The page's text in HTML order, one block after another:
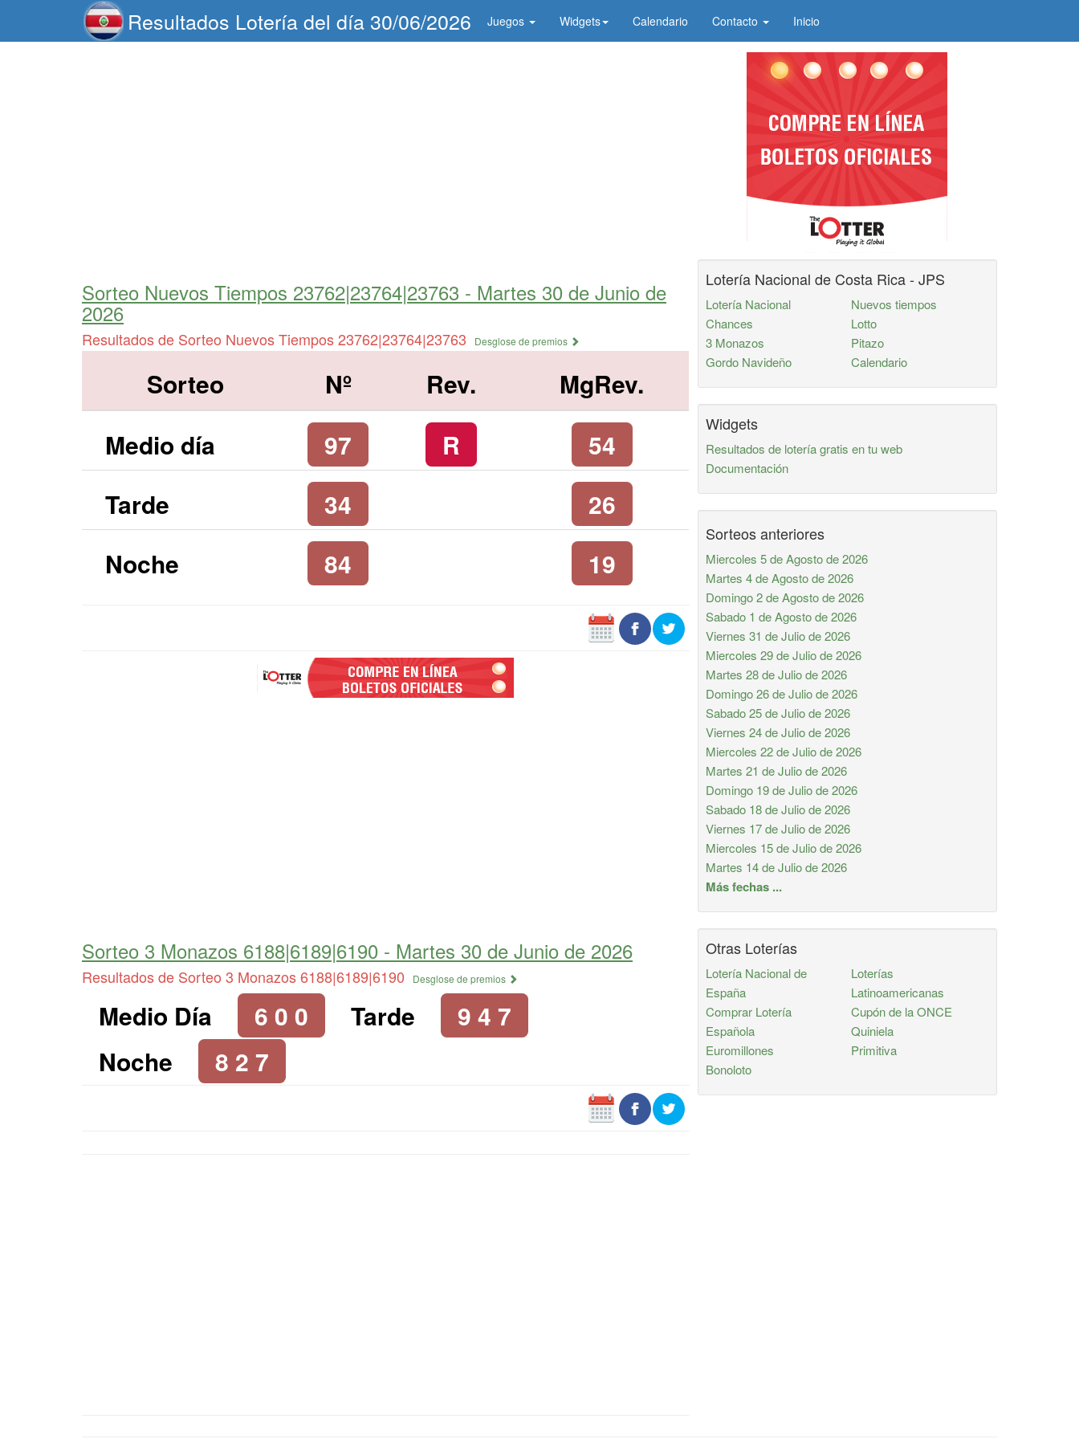
Resultados Lotería del día 30/06/2026 Juegos Widgets Calendario Contacto Inicio
Sorteo Nuevos Tiempos 23762|23764|23763 - Martes 30 de Junio de
2026
Resultados de Sorteo Nuevos Tiempos 23762|23764|23763 Desglose de premios
Sorteo Nº Rev.
MgRev.
Medio día
97 R
54
Tarde
34
26
Noche
84 19
Sorteo 3 Monazos 6188|6189|6190 - Martes 30 de Junio de 2026
Resultados de Sorteo 3 Monazos 6188|6189|6190 Desglose de premios
Medio Día 6 0 0 Tarde
9 4 7
Noche
8 2 7
Lotería Nacional de Costa Rica - JPS
Lotería Nacional
Chances
3 Monazos
Gordo Navideño
Nuevos tiempos
Lotto
Pitazo
Calendario
Widgets
Resultados de lotería gratis en tu web
Documentación
Sorteos anteriores
Miercoles 5 de Agosto de 2026
Martes 4 de Agosto de 2026
Domingo 2 de Agosto de 2026
Sabado 1 de Agosto de 2026
Viernes 31 de Julio de 2026
Miercoles 29 de Julio de 2026
Martes 28 de Julio de 2026
Domingo 26 de Julio de 2026
Sabado 25 de Julio de 2026
Viernes 24 de Julio de 2026
Miercoles 22 de Julio de 2026
Martes 21 de Julio de 2026
Domingo 19 de Julio de 2026
Sabado 18 de Julio de 2026
Viernes 17 de Julio de 2026
Miercoles 15 de Julio de 2026
Martes 14 de Julio de 2026
Más fechas ...
Otras Loterías
Lotería Nacional de
España
Comprar Lotería
Española
Euromillones
Bonoloto
Loterías
Latinoamericanas
Cupón de la ONCE
Quiniela
Primitiva